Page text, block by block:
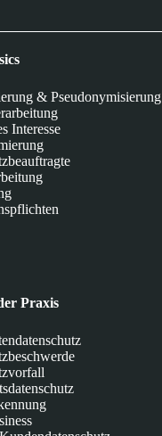
& Pseudonymisierung
Interesse
Praxis